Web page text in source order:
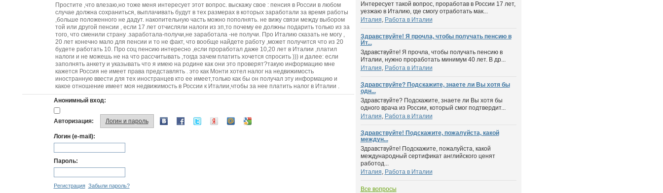
Простите ,что влезаю,но тоже меня интересует этот вопрос. выскажу свое : пенсия в России в любом
случае должна сохраниться, выплачивать будут в тех размерах в которых заработали за время работы
,больше положенного не дадут. накопительную часть можно пополнять. не вижу связи между выбором
той или другой пенсии , если 17 лет отчисляли налоги из зп,то почему ее должны подарить только из за
того, что сменили страну .заработала-получи,не заработала -не получи. Про Италию сказать не могу ,
20 лет конечно мало для пенсии и то не факт, что вообще найдете работу ,может получится что из 20
будете работать 10. Про соц пенсию интересно ,если проработал даже 10,20 лет в Италии ,платил
налоги и не можешь не на что рассчитывать ,тогда зачем платить хочется спросить ))) и далее: если
заполнять анкету и указывать что я имею на родине как они это проверят?такую информацию мне
кажется Россия не имеет права представлять . это как Монти хотел налог на недвижимость
иностранную ввести для тех иностранцев кто ее имеет,только как бы он получал эту информацию и
какое отношение имеет моя недвижимость в России к Италии,чтобы за нее платить налог в Италии .
Анонимный вход:
Авторизация: Логин и пароль
Логин (e-mail):
Пароль:
Регистрация Забыли пароль?
Интересует такой вопрос, проработав в России 17 лет,
уезжаю в Италию, где смогу отработать мак...
Италия, Работа в Италии
Здравствуйте! Я прочла, чтобы получать пенсию в
Ит...
Здравствуйте! Я прочла, чтобы получать пенсию в
Италии, нужно проработать минимум 40 лет. В др...
Италия, Работа в Италии
Здравствуйте? Подскажите, знаете ли Вы хотя бы
одн...
Здравствуйте? Подскажите, знаете ли Вы хотя бы
одного врача из России, который смог подтвердит...
Италия, Работа в Италии
Здравствуйте! Подскажите, пожалуйста, какой
междун...
Здравствуйте! Подскажите, пожалуйста, какой
международный сертификат английского ценят
работод...
Италия, Работа в Италии
Все вопросы